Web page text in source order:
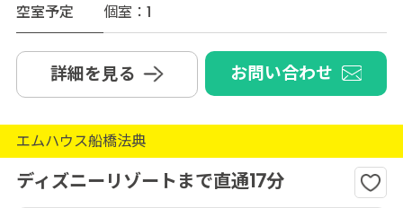
空室予定
個室：1
詳細を見る お問い合わせ
エムハウス船橋法典
ディズニーリゾートまで直通17分